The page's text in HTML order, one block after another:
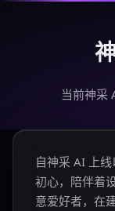
当前神采
自神采 AI 上
初心，陪伴着
意爱好者，在